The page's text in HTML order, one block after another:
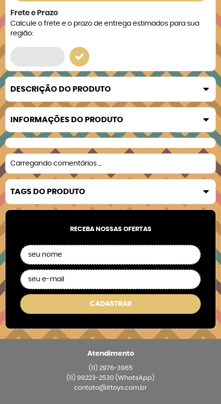
Frete e Prazo
Calcule o frete e o prazo de entrega estimados para sua
região:
DESCRIÇÃO DO PRODUTO
INFORMAÇÕES DO PRODUTO
Carregando comentários ...
TAGS DO PRODUTO
RECEBA NOSSAS OFERTAS
CADASTRAR
Atendimento
(11)2976-3965
(11) 99223-2530 (WhatsApp)
contato@ittoys.com.br